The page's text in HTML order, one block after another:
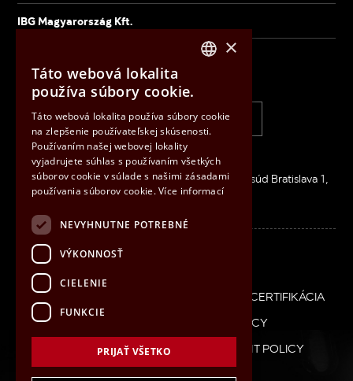
IBG Magyarország Kft.
IBG Slovensko, s.r.o.
+421 33 6407 660 info@ibg.sk
Inovačná 2626/8, 900 01 MODRA
IČO: 36026506 / DIČ: SK2020083186 / Okresný súd Bratislava 1,
oddiel s.r.o., vložka 33548/B
Patička
SK
COOKIES
CERTIFIKÁCIA
ETHICAL CONDUCT POLICY
SUPPLIER RELATIONSHIP MANAGEMENT POLICY
PRÍRUČKY
HUNGARIAN
SLOVAK
×
Táto webová lokalita
používa súbory cookie.
Táto webová lokalita používa súbory cookie
na zlepšenie používateľskej skúsenosti.
Používaním našej webovej lokality
vyjadrujete súhlas s používaním všetkých
súborov cookie v súlade s našimi zásadami
používania súborov cookie.Více informací
NEVYHNUTNE POTREBNÉ
VÝKONNOSŤ
CIELENIE
FUNKCIE
PRIJAŤ VŠETKO